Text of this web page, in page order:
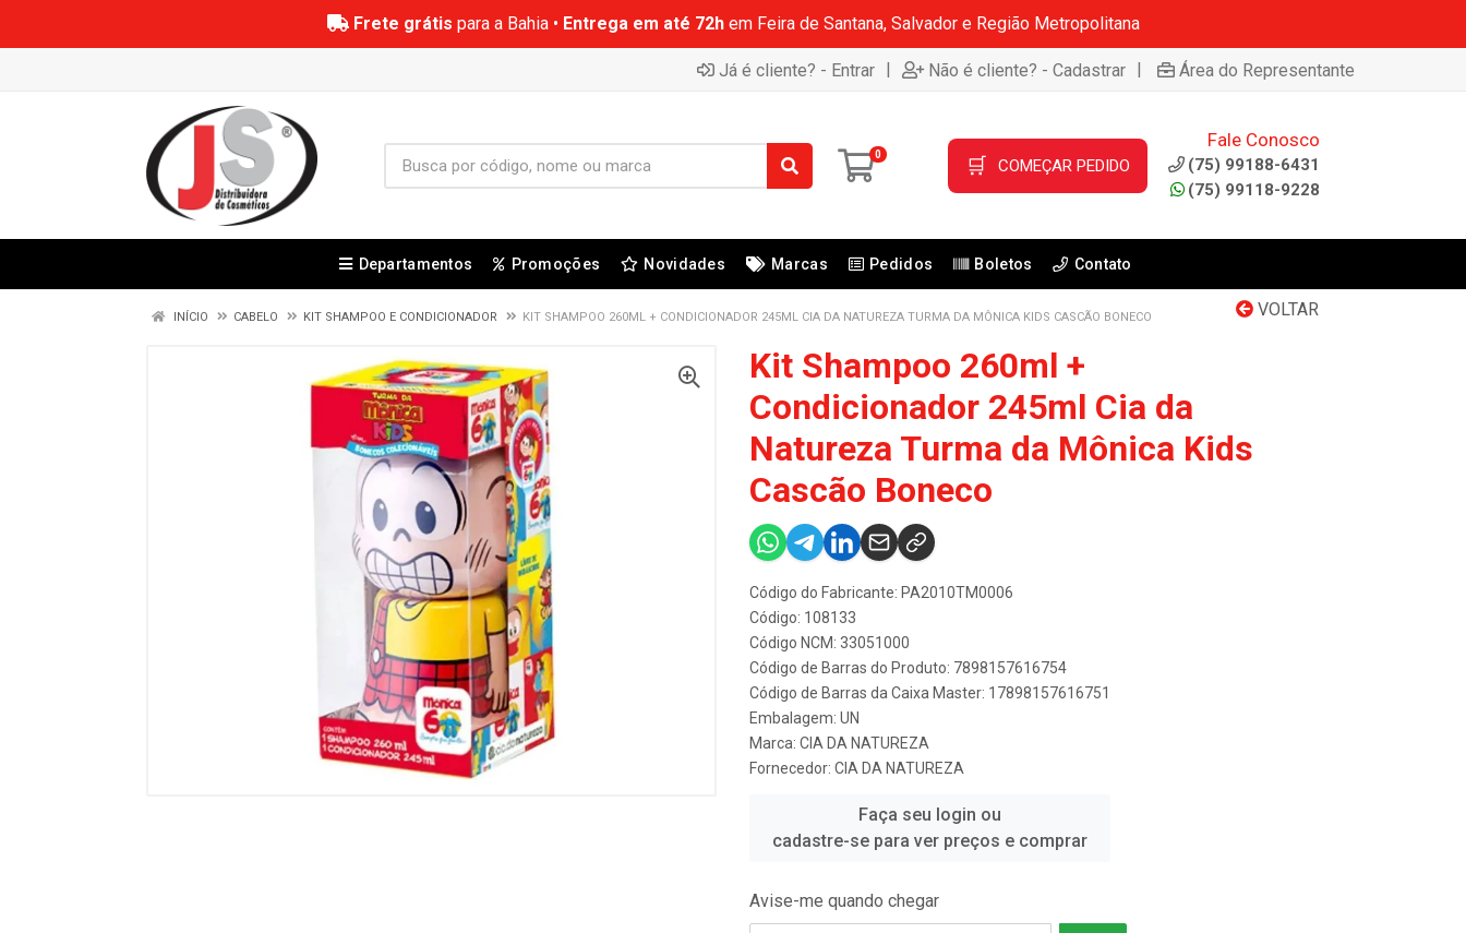
Frete grátis para a Bahia • Entrega em até 72hem Feira de Santana, Salvador e Região Metropolitana
Já é cliente? - Entrar | Não é cliente? - Cadastrar | Área do Representante
0 🛒 COMEÇAR PEDIDO
Fale Conosco
(75) 99188-6431
(75) 99118-9228
Departamentos Promoções Novidades Marcas Pedidos Boletos Contato
VOLTAR
INÍCIO CABELO KIT SHAMPOO E CONDICIONADOR KIT SHAMPOO 260ML + CONDICIONADOR 245ML CIA DA NATUREZA TURMA DA MÔNICA KIDS CASCÃO BONECO
Kit Shampoo 260ml +
Condicionador 245ml Cia da
Natureza Turma da Mônica Kids
Cascão Boneco
Código do Fabricante: PA2010TM0006
Código: 108133
Código NCM: 33051000
Código de Barras do Produto: 7898157616754
Código de Barras da Caixa Master: 17898157616751
Embalagem: UN
Marca: CIA DA NATUREZA
Fornecedor: CIA DA NATUREZA
Faça seu login ou
cadastre-se para ver preços e comprar
Avise-me quando chegar